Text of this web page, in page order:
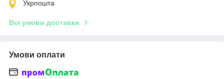
Укрпошта
Всі умови доставки
Умови оплати